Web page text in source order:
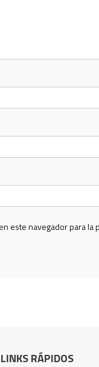
este navegador para la
LINKS RÁPIDOS